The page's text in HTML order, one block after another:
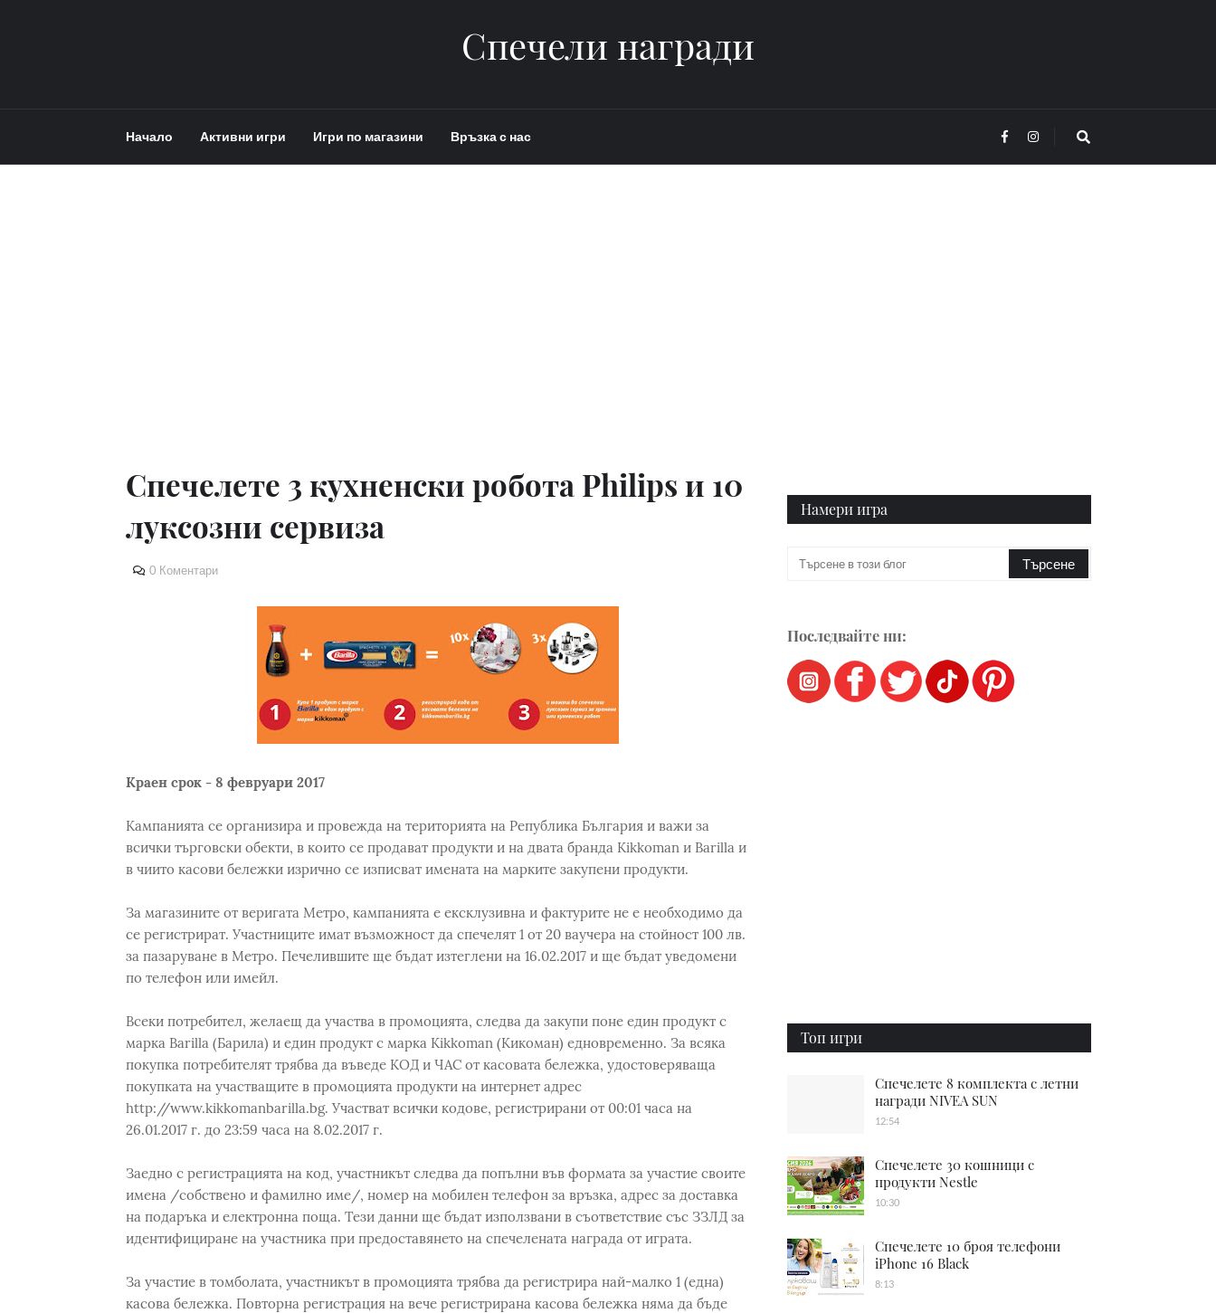
Спечели награди
Начало Активни игри Игри по магазини Връзка с нас
Спечелете 3 кухненски робота Philips и 10
луксозни сервиза
0 Коментари
Краен срок - 8 февруари 2017
Кампанията се организира и провежда на територията на Република България и важи за
всички търговски обекти, в които се продават продукти и на двата бранда Kikkoman и Barilla и
в чиито касови бележки изрично се изписват имената на марките закупени продукти.
За магазините от веригата Метро, кампанията е ексклузивна и фактурите не е необходимо да
се регистрират. Участниците имат възможност да спечелят 1 от 20 ваучера на стойност 100 лв.
за пазаруване в Метро. Печелившите ще бъдат изтеглени на 16.02.2017 и ще бъдат уведомени
по телефон или имейл.
Всеки потребител, желаещ да участва в промоцията, следва да закупи поне един продукт с
марка Barilla (Барила) и един продукт с марка Kikkoman (Кикоман) eдновременно. За всяка
покупка потребителят трябва да въведе КОД и ЧАС от касовата бележка, удостоверяваща
покупката на участващите в промоцията продукти на интернет адрес
http://www.kikkomanbarilla.bg. Участват всички кодове, регистрирани от 00:01 часа на
26.01.2017 г. до 23:59 часа на 8.02.2017 г.
Заедно с регистрацията на код, участникът следва да попълни във формата за участие своите
имена /собствено и фамилно име/, номер на мобилен телефон за връзка, адрес за доставка
на подаръка и електронна поща. Тези данни ще бъдат използвани в съответствие със ЗЗЛД за
идентифициране на участника при предоставянето на спечелената награда от играта.
За участие в томболата, участникът в промоцията трябва да регистрира най-малко 1 (една)
касова бележка. Повторна регистрация на вече регистрирана касова бележка няма да бъде
Намери игра
Последвайте ни:
Топ игри
Спечелете 8 комплекта с летни
награди NIVEA SUN
12:54
Спечелете 30 кошници с
продукти Nestle
10:30
Спечелете 10 броя телефони
iPhone 16 Black
8:13